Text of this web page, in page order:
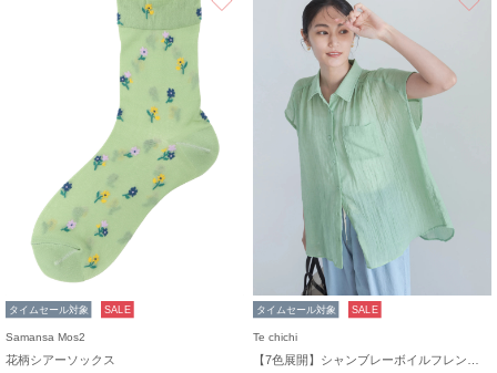
タイムセール対象 SALE
Samansa Mos2
花柄シアーソックス
タイムセール対象 SALE
Te chichi